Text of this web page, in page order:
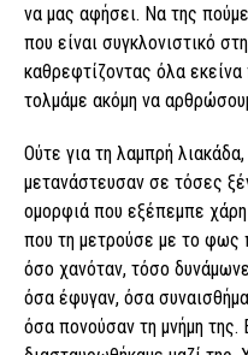
να μας αφήσει. Να της
που είναι συγκλονιστικό
καθρεφτίζοντας όλα
τολμάμε ακόμη να
Ούτε για τη λαμπρή
μετανάστευσαν σε τόσες
ομορφιά που εξέπεμπε
που τη μετρούσε με το φως
όσο χανόταν, τόσο
όσα έφυγαν, όσα
όσα πονούσαν τη μνήμη της.